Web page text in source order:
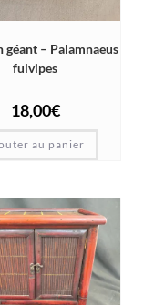
géant – Palamnaeus
fulvipes
18,00€
au panier